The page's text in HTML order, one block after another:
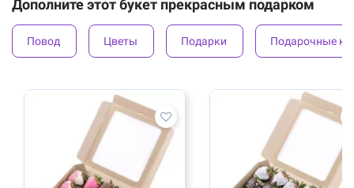
Дополните этот букет прекрасным подарком
Повод Цветы Подарки Подарочные